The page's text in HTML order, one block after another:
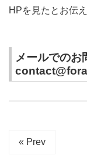
HPを見たとお伝
メールでのお
« Prev